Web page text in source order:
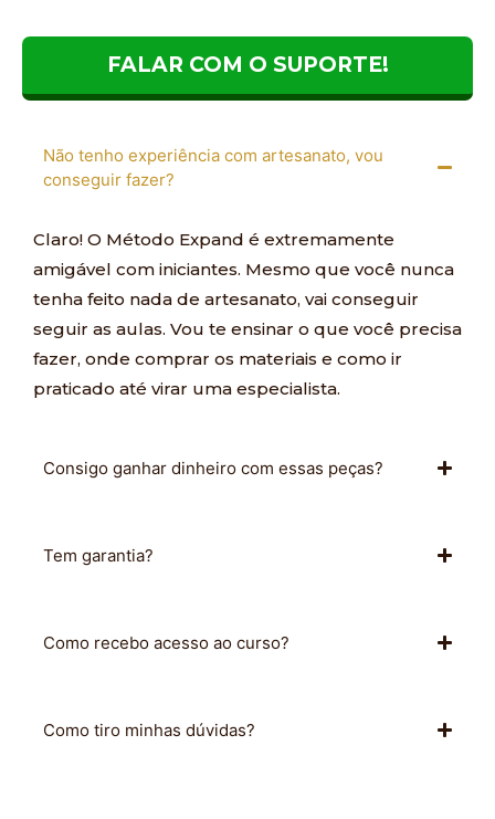
FALAR COM O SUPORTE!
Não tenho experiência com artesanato, vou
conseguir fazer?
Claro! O Método Expand é extremamente
amigável com iniciantes. Mesmo que você nunca
tenha feito nada de artesanato, vai conseguir
seguir as aulas. Vou te ensinar o que você precisa
fazer, onde comprar os materiais e como ir
praticado até virar uma especialista.
Consigo ganhar dinheiro com essas peças?
Tem garantia?
Como recebo acesso ao curso?
Como tiro minhas dúvidas?